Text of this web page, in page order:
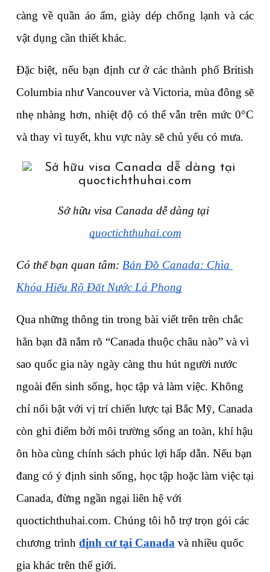
càng về quần áo ấm, giày dép chống lạnh và các
vật dụng cần thiết khác.
Đặc biệt, nếu bạn định cư ở các thành phố British
Columbia như Vancouver và Victoria, mùa đông sẽ
nhẹ nhàng hơn, nhiệt độ có thể vẫn trên mức 0°C
và thay vì tuyết, khu vực này sẽ chủ yếu có mưa.
quoctichthuhai.com
Có thể bạn quan tâm: Bản Đồ Canada: Chìa
Khóa Hiểu Rõ Đất Nước Lá Phong
Qua những thông tin trong bài viết trên trên chắc
hẳn bạn đã nắm rõ “Canada thuộc châu nào” và vì
sao quốc gia này ngày càng thu hút người nước
ngoài đến sinh sống, học tập và làm việc. Không
chỉ nổi bật với vị trí chiến lược tại Bắc Mỹ, Canada
còn ghi điểm bởi môi trường sống an toàn, khí hậu
ôn hòa cùng chính sách phúc lợi hấp dẫn. Nếu bạn
đang có ý định sinh sống, học tập hoặc làm việc tại
Canada, đừng ngần ngại liên hệ với
quoctichthuhai.com. Chúng tôi hỗ trợ trọn gói các
chương trình định cư tại Canada và nhiều quốc
gia khác trên thế giới.